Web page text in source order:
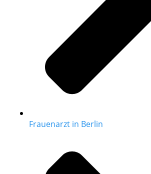
Frauenarzt in Berlin